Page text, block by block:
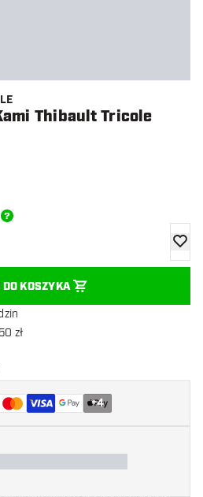
Thibault Tricole
KOSZYKA
zł
+4